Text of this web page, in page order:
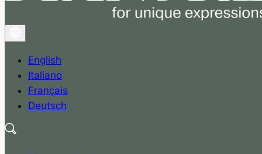
English
Italiano
Français
Deutsch